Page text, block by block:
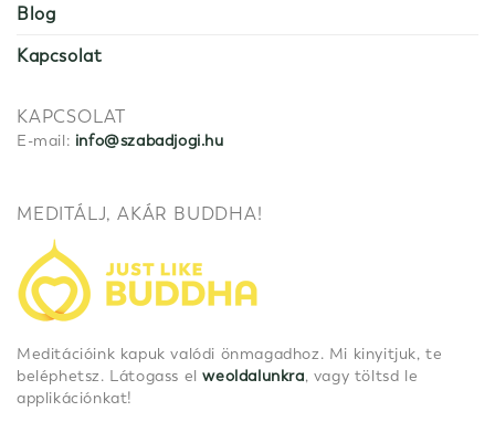
Blog
Kapcsolat
KAPCSOLAT
E-mail: info@szabadjogi.hu
MEDITÁLJ, AKÁR BUDDHA!
Meditációink kapuk valódi önmagadhoz. Mi kinyitjuk, te
beléphetsz. Látogass elweoldalunkra, vagy töltsd le
applikációnkat!